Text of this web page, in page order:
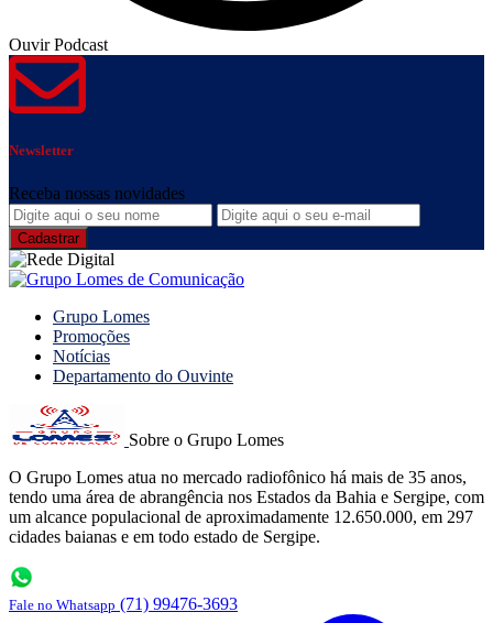
Ouvir Podcast
Newsletter
Receba nossas novidades
Grupo Lomes
Promoções
Notícias
Departamento do Ouvinte
Sobre o Grupo Lomes
O Grupo Lomes atua no mercado radiofônico há mais de 35 anos,
tendo uma área de abrangência nos Estados da Bahia e Sergipe, com
um alcance populacional de aproximadamente 12.650.000, em 297
cidades baianas e em todo estado de Sergipe.
Fale no Whatsapp (71) 99476-3693